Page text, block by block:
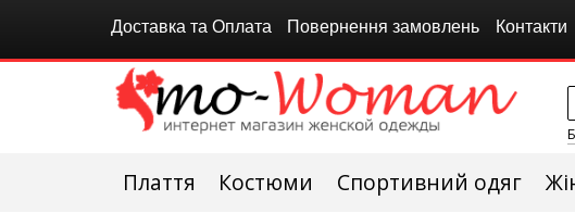
Доставка та Оплата Повернення замовлень Контакти
Плаття Костюми Спортивний одяг